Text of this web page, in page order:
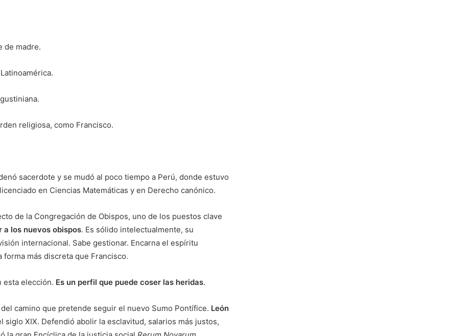
de madre.
religiosa, como Francisco.
sacerdote y se mudó al poco tiempo a Perú, donde estuvo
en Ciencias Matemáticas y en Derecho canónico.
de la Congregación de Obispos, uno de los puestos clave
a los nuevos obispos. Es sólido intelectualmente, su
internacional. Sabe gestionar. Encarna el espíritu
más discreta que Francisco.
esta elección. Es un perfil que puede coser las heridas.
camino que pretende seguir el nuevo Sumo Pontífice. León
siglo XIX. Defendió abolir la esclavitud, salarios más justos,